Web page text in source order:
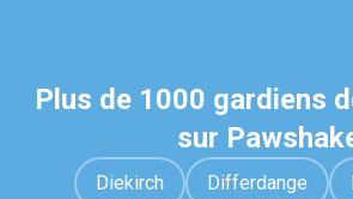
Plus de 1000 gardiens
sur
Diekirch Differdange